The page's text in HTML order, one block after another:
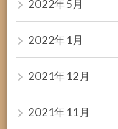
2022年5月
2022年1月
2021年12月
2021年11月